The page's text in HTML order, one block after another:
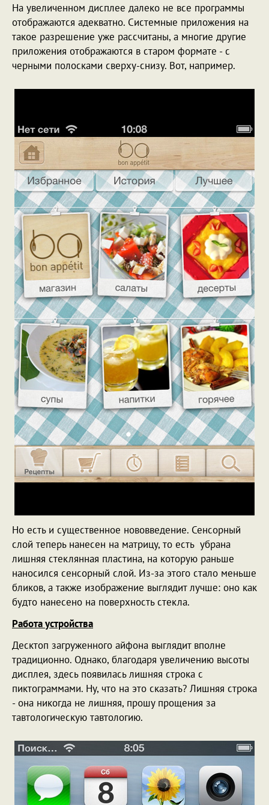
На увеличенном дисплее далеко не все программы
отображаются адекватно. Системные приложения на
такое разрешение уже рассчитаны, а многие другие
приложения отображаются в старом формате - с
черными полосками сверху-снизу. Вот, например.
Но есть и существенное нововведение. Сенсорный
слой теперь нанесен на матрицу, то есть убрана
лишняя стеклянная пластина, на которую раньше
наносился сенсорный слой. Из-за этого стало меньше
бликов, а также изображение выглядит лучше: оно как
будто нанесено на поверхность стекла.
Работа устройства
Десктоп загруженного айфона выглядит вполне
традиционно. Однако, благодаря увеличению высоты
дисплея, здесь появилась лишняя строка с
пиктограммами. Ну, что на это сказать? Лишняя строка
- она никогда не лишняя, прошу прощения за
тавтологическую тавтологию.